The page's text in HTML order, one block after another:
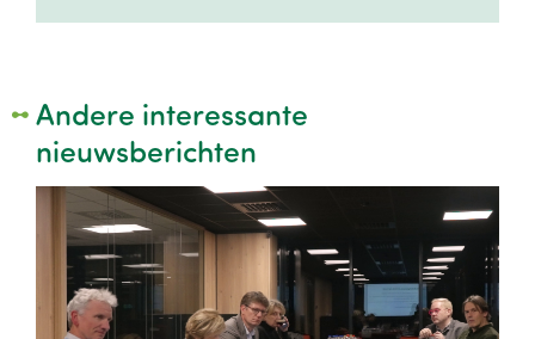
Andere interessante
nieuwsberichten